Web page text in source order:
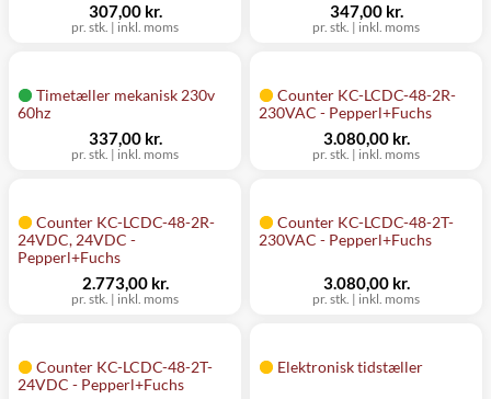
pr. stk. | inkl. moms
307,00 kr.
pr. stk. | inkl. moms
347,00 kr.
Timetæller mekanisk 230v
60hz
pr. stk. | inkl. moms
337,00 kr.
Counter KC-LCDC-48-2R-
230VAC - Pepperl+Fuchs
pr. stk. | inkl. moms
3.080,00 kr.
Counter KC-LCDC-48-2R-
24VDC, 24VDC -
Pepperl+Fuchs
pr. stk. | inkl. moms
2.773,00 kr.
Counter KC-LCDC-48-2T-
230VAC - Pepperl+Fuchs
pr. stk. | inkl. moms
3.080,00 kr.
Counter KC-LCDC-48-2T-
24VDC - Pepperl+Fuchs
Elektronisk tidstæller